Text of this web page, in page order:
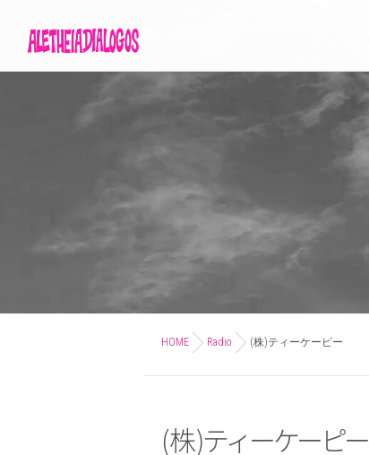
HOME Radio (株)ティーケーピー
(株)ティ ーケーピー